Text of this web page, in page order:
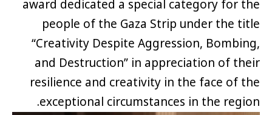
people of the Gaza Strip under the title
“Creativity Despite Aggression, Bombing,
and Destruction” in appreciation of their
resilience and creativity in the face of the
exceptional circumstances in the region.